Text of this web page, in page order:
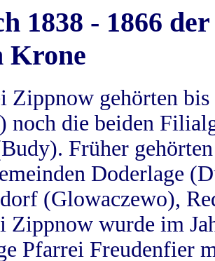
1838 - 1866
Krone
Zippnow gehörten
noch die beiden
Früher
Doderlage
(Glowaczewo),
Zippnow wurde im
Pfarrei Freudenfier